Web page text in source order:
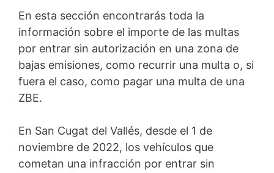
En esta sección encontrarás toda la
información sobre el importe de las multas
por entrar sin autorización en una zona de
bajas emisiones, como recurrir una multa o, si
fuera el caso, como pagar una multa de una
ZBE.
En San Cugat del Vallés, desde el 1 de
noviembre de 2022, los vehículos que
cometan una infracción por entrar sin